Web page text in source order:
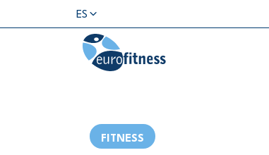
ES
FITNESS